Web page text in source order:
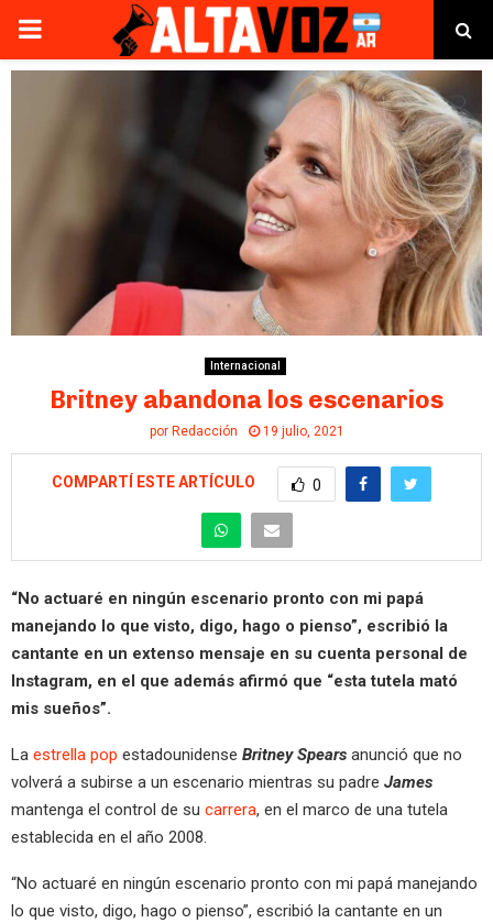
PRIMARY
Internacional
Britney abandona los escenarios
por Redacción 19 julio, 2021
COMPARTÍ ESTE ARTÍCULO 0
“No actuaré en ningún escenario pronto con mi papá
manejando lo que visto, digo, hago o pienso”, escribió la
cantante en un extenso mensaje en su cuenta personal de
Instagram, en el que además afirmó que “esta tutela mató
mis sueños”.
La estrella pop estadounidense Britney Spears anunció que no
volverá a subirse a un escenario mientras su padre James
mantenga el control de su carrera, en el marco de una tutela
establecida en el año 2008.
“No actuaré en ningún escenario pronto con mi papá manejando
lo que visto, digo, hago o pienso”, escribió la cantante en un